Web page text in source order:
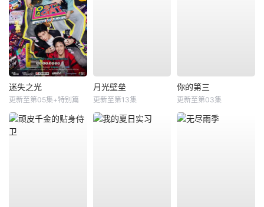
迷失之光
更新至第05集+特别篇
月光壁垒
更新至第13集
你的第三
更新至第03集